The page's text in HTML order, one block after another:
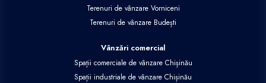
Terenuri de vânzare Vorniceni
Terenuri de vânzare Budești
Vânzări comercial
Spații comerciale de vânzare Chișinău
Spații industriale de vânzare Chișinău